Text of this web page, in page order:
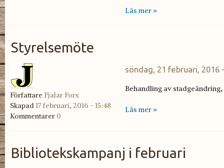
Läs mer »
Styrelsemöte
Författare Fjalar Fors
Skapad 17 februari, 2016 - 15:48
Kommentarer 0
söndag, 21 februari, 2016
Behandling av
Läs mer »
Bibliotekskampanj i februari